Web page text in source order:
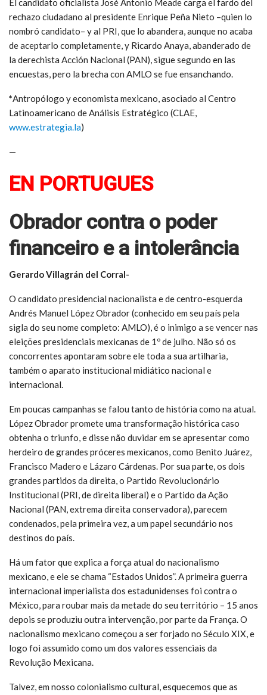
El candidato oficialista José Antonio Meade carga el fardo del
rechazo ciudadano al presidente Enrique Peña Nieto –quien lo
nombró candidato– y al PRI, que lo abandera, aunque no acaba
de aceptarlo completamente, y Ricardo Anaya, abanderado de
la derechista Acción Nacional (PAN), sigue segundo en las
encuestas, pero la brecha con AMLO se fue ensanchando.
*Antropólogo y economista mexicano, asociado al Centro
Latinoamericano de Análisis Estratégico (CLAE,
www.estrategia.la)
—
EN PORTUGUES
Obrador contra o poder
financeiro e a intolerância
Gerardo Villagrán del Corral-
O candidato presidencial nacionalista e de centro-esquerda
Andrés Manuel López Obrador (conhecido em seu país pela
sigla do seu nome completo: AMLO), é o inimigo a se vencer nas
eleições presidenciais mexicanas de 1º de julho. Não só os
concorrentes apontaram sobre ele toda a sua artilharia,
também o aparato institucional midiático nacional e
internacional.
Em poucas campanhas se falou tanto de história como na atual.
López Obrador promete uma transformação histórica caso
obtenha o triunfo, e disse não duvidar em se apresentar como
herdeiro de grandes próceres mexicanos, como Benito Juárez,
Francisco Madero e Lázaro Cárdenas. Por sua parte, os dois
grandes partidos da direita, o Partido Revolucionário
Institucional (PRI, de direita liberal) e o Partido da Ação
Nacional (PAN, extrema direita conservadora), parecem
condenados, pela primeira vez, a um papel secundário nos
destinos do país.
Há um fator que explica a força atual do nacionalismo
mexicano, e ele se chama “Estados Unidos”. A primeira guerra
internacional imperialista dos estadunidenses foi contra o
México, para roubar mais da metade do seu território – 15 anos
depois se produziu outra intervenção, por parte da França. O
nacionalismo mexicano começou a ser forjado no Século XIX, e
logo foi assumido como um dos valores essenciais da
Revolução Mexicana.
Talvez, em nosso colonialismo cultural, esquecemos que as